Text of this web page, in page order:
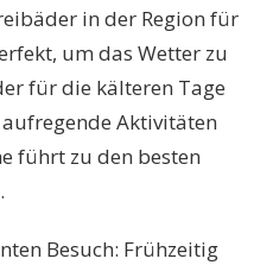
in der Region für
um das Wetter zu
für die kälteren Tage
Aktivitäten
führt zu den besten
Besuch: Frühzeitig